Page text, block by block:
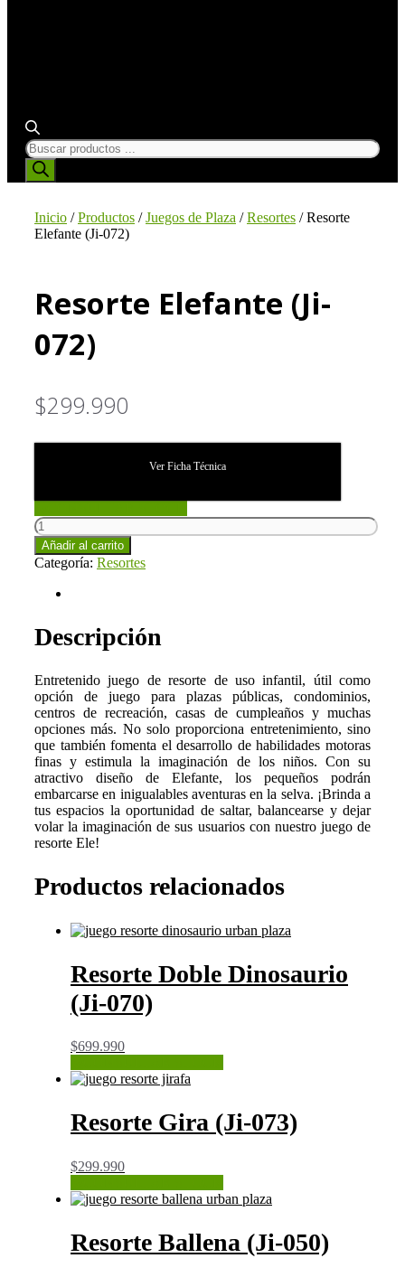
BÚSQUEDA
DE
PRODUCTOS
Inicio /Productos /Juegos de Plaza /Resortes / Resorte
Elefante (Ji-072)
Resorte Elefante (Ji-
072)
$299.990
Ver Ficha Técnica
Resorte
Elefante
(Ji-
072)
cantidad
Añadir al carrito
Categoría: Resortes
Descripción
Entretenido juego de resorte de uso infantil, útil como
opción de juego para plazas públicas, condominios,
centros de recreación, casas de cumpleaños y muchas
opciones más. No solo proporciona entretenimiento, sino
que también fomenta el desarrollo de habilidades motoras
finas y estimula la imaginación de los niños. Con su
atractivo diseño de Elefante, los pequeños podrán
embarcarse en inigualables aventuras en la selva. ¡Brinda a
tus espacios la oportunidad de saltar, balancearse y dejar
volar la imaginación de sus usuarios con nuestro juego de
resorte Ele!
Productos relacionados
Resorte Doble Dinosaurio
(Ji-070)
$699.990
Resorte Gira (Ji-073)
$299.990
Resorte Ballena (Ji-050)